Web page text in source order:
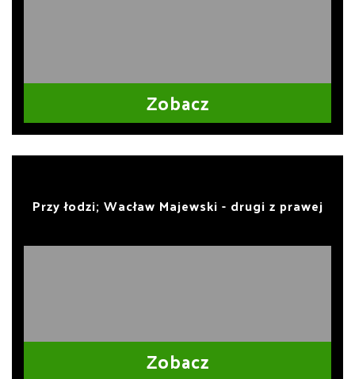
Zobacz
Przy łodzi; Wacław Majewski - drugi z prawej
Zobacz